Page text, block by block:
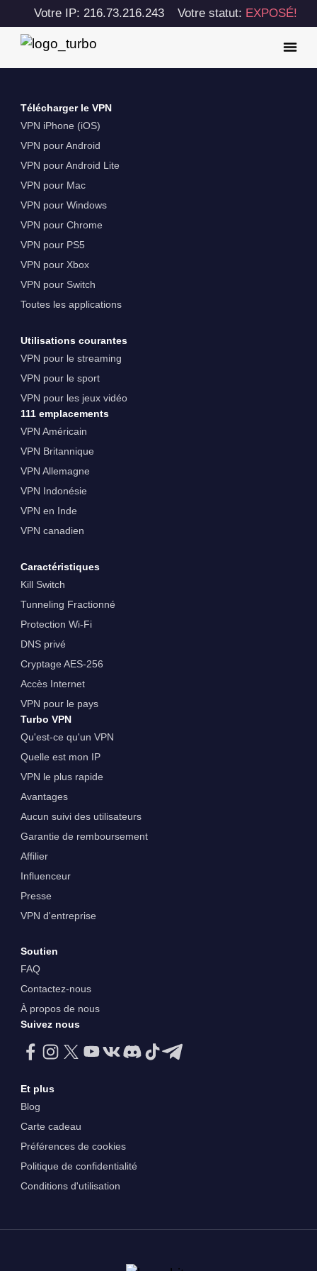
Votre IP: 216.73.216.243 Votre statut: EXPOSÉ!
Télécharger le VPN
VPN iPhone (iOS)
VPN pour Android
VPN pour Android Lite
VPN pour Mac
VPN pour Windows
VPN pour Chrome
VPN pour PS5
VPN pour Xbox
VPN pour Switch
Toutes les applications
Utilisations courantes
VPN pour le streaming
VPN pour le sport
VPN pour les jeux vidéo
111 emplacements
VPN Américain
VPN Britannique
VPN Allemagne
VPN Indonésie
VPN en Inde
VPN canadien
Caractéristiques
Kill Switch
Tunneling Fractionné
Protection Wi-Fi
DNS privé
Cryptage AES-256
Accès Internet
VPN pour le pays
Turbo VPN
Qu'est-ce qu'un VPN
Quelle est mon IP
VPN le plus rapide
Avantages
Aucun suivi des utilisateurs
Garantie de remboursement
Affilier
Influenceur
Presse
VPN d'entreprise
Soutien
FAQ
Contactez-nous
À propos de nous
Suivez nous
Et plus
Blog
Carte cadeau
Préférences de cookies
Politique de confidentialité
Conditions d'utilisation